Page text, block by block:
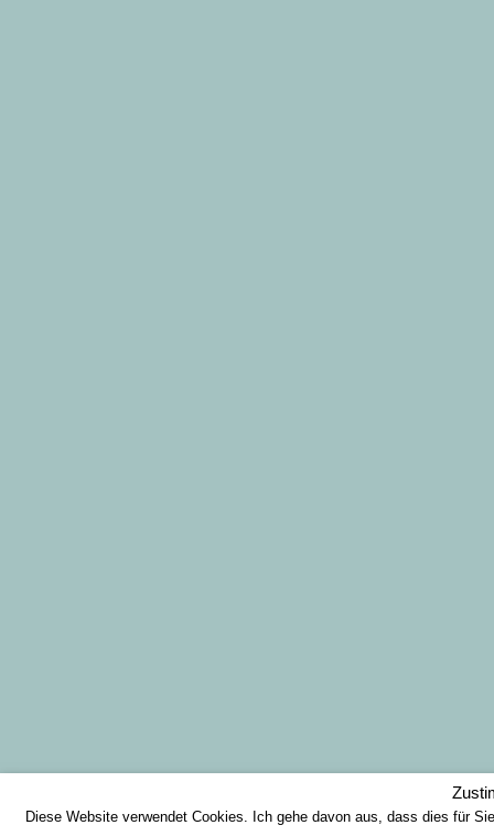
Diese Website verwendet Cookies. Ich gehe davon aus, dass dies für